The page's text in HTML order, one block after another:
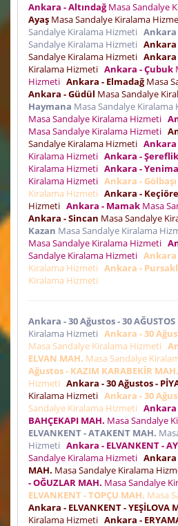
Ankara - AltındağMasa Sandalye
Ayaş Masa Sandalye Kiralama
Sandalye Kiralama Hizmeti Ankara
Sandalye Kiralama Hizmeti Ankara
Sandalye Kiralama Hizmeti Ankara
Kiralama Hizmeti Ankara - Çubuk
Hizmeti Ankara - ElmadağMasa
Ankara - Güdül Masa Sandalye
Haymana Masa Sandalye Kiralama
Masa Sandalye Kiralama Hizmeti
Masa Sandalye Kiralama Hizmeti
Sandalye Kiralama Hizmeti Ankara
Kiralama Hizmeti Ankara -
Kiralama Hizmeti Ankara -
Kiralama Hizmeti Ankara -
Kiralama Hizmeti Ankara -
Hizmeti Ankara - Mamak Masa
Ankara - Sincan Masa Sandalye
Kazan Masa Sandalye Kiralama
Masa Sandalye Kiralama Hizmeti
Sandalye Kiralama Hizmeti Ankara
Kiralama Hizmeti Ankara -
Kiralama Hizmeti
Ankara - 30 Ağustos - 30 AĞUSTOS
Kiralama Hizmeti Ankara - 30
Masa Sandalye Kiralama Hizmeti
ELVAN MAH. Masa Sandalye
Ağustos - KAZIM KARABEKİR MAH.
Hizmeti Ankara - 30 Ağustos -
Kiralama Hizmeti Ankara - 30
Sandalye Kiralama Hizmeti Ankara
BAHÇEKAPI MAH. Masa Sandalye
ELVANKENT - ATAKENT MAH.
Hizmeti Ankara - ELVANKENT -
Sandalye Kiralama Hizmeti Ankara
MAH. Masa Sandalye Kiralama
- OĞUZLAR MAH. Masa Sandalye
ELVANKENT - TOPÇU MAH. Masa
Ankara - ELVANKENT - YEŞİLOVA
Kiralama Hizmeti Ankara -